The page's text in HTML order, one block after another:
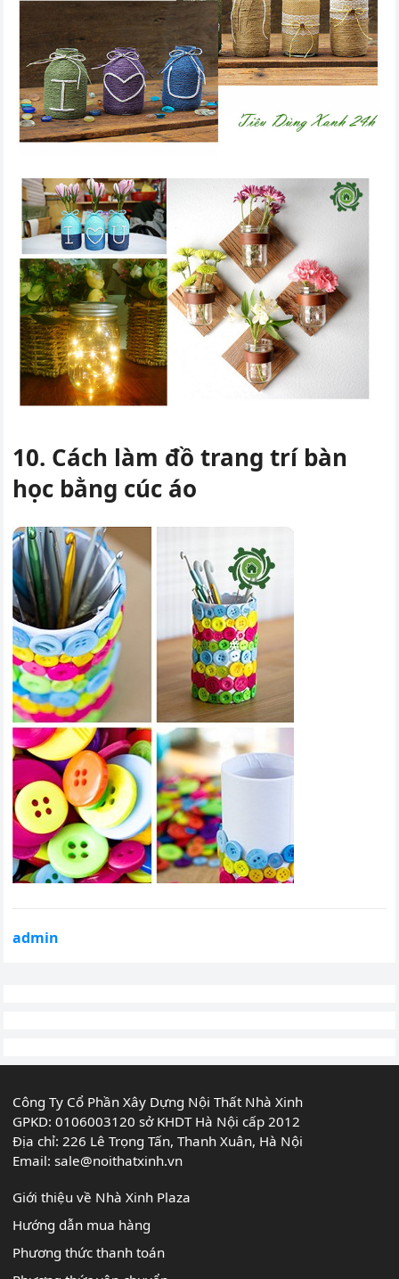
10. Cách làm đồ trang trí bàn
học bằng cúc áo
admin
Công Ty Cổ Phần Xây Dựng Nội Thất Nhà Xinh
GPKD: 0106003120 sở KHDT Hà Nội cấp 2012
Địa chỉ: 226 Lê Trọng Tấn, Thanh Xuân, Hà Nội
Email:sale@noithatxinh.vn
Giới thiệu về Nhà Xinh Plaza
Hướng dẫn mua hàng
Phương thức thanh toán